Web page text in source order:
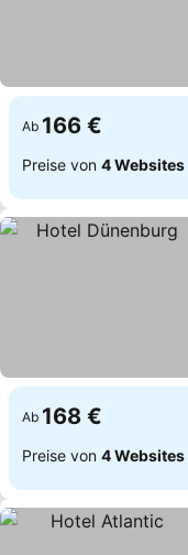
Ab 166 €
Preise von 4 Websites
Ab 168 €
Preise von 4 Websites